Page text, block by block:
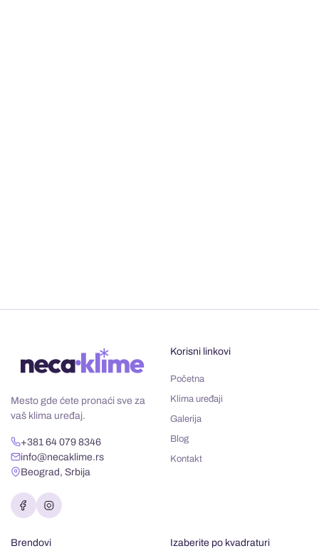
Mesto gde ćete pronaći sve za
vaš klima uređaj.
+381 64 079 8346
info@necaklime.rs
Beograd, Srbija
Korisni linkovi
Početna
Klima uređaji
Galerija
Blog
Kontakt
Brendovi Izaberite po kvadraturi